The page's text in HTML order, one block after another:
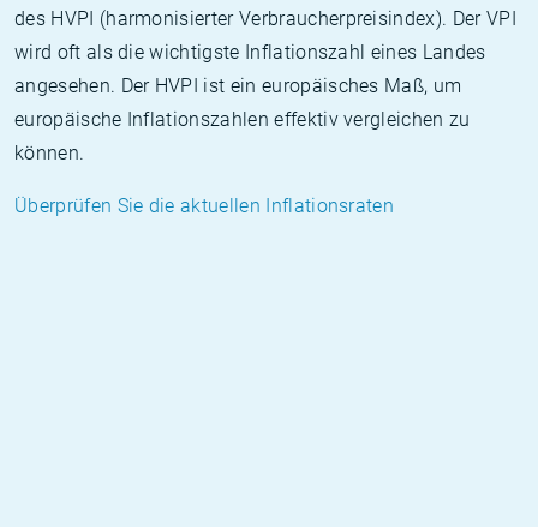
des HVPI (harmonisierter Verbraucherpreisindex). Der VPI
wird oft als die wichtigste Inflationszahl eines Landes
angesehen. Der HVPI ist ein europäisches Maß, um
europäische Inflationszahlen effektiv vergleichen zu
können.
Überprüfen Sie die aktuellen Inflationsraten